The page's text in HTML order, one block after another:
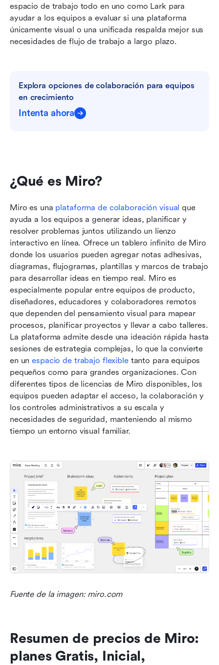
espacio de trabajo todo en uno como Lark para
ayudar a los equipos a evaluar si una plataforma
únicamente visual o una unificada respalda mejor sus
necesidades de flujo de trabajo a largo plazo.
Explora opciones de colaboración para equipos
en crecimiento
Intenta ahora
¿Qué es Miro?
Miro es una plataforma de colaboración visual que
ayuda a los equipos a generar ideas, planificar y
resolver problemas juntos utilizando un lienzo
interactivo en línea. Ofrece un tablero infinito de Miro
donde los usuarios pueden agregar notas adhesivas,
diagramas, flujogramas, plantillas y marcos de trabajo
para desarrollar ideas en tiempo real. Miro es
especialmente popular entre equipos de producto,
diseñadores, educadores y colaboradores remotos
que dependen del pensamiento visual para mapear
procesos, planificar proyectos y llevar a cabo talleres.
La plataforma admite desde una ideación rápida hasta
sesiones de estrategia complejas, lo que la convierte
en un espacio de trabajo flexible tanto para equipos
pequeños como para grandes organizaciones. Con
diferentes tipos de licencias de Miro disponibles, los
equipos pueden adaptar el acceso, la colaboración y
los controles administrativos a su escala y
necesidades de seguridad, manteniendo al mismo
tiempo un entorno visual familiar.
Fuente de la imagen: miro.com
Resumen de precios de Miro:
planes Gratis, Inicial,
Conclusión
Preguntas frecuentes
Lecturas relacionadas